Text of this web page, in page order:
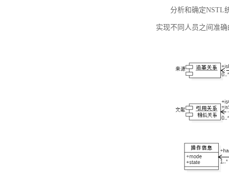
分析和确定NSTL
实现不同人员之间准